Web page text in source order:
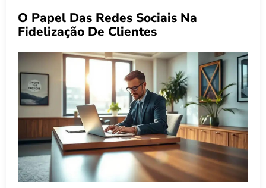
O Papel Das Redes Sociais Na
Fidelização De Clientes